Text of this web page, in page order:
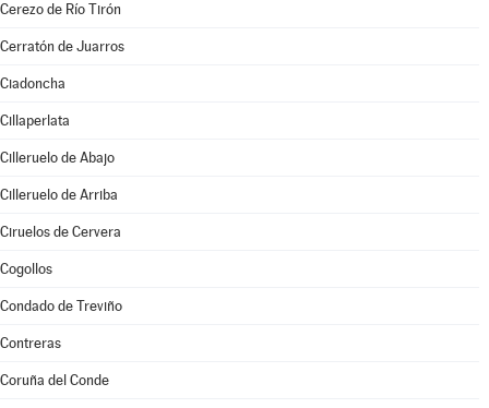
Cerezo de Río Tirón
Cerratón de Juarros
Ciadoncha
Cillaperlata
Cilleruelo de Abajo
Cilleruelo de Arriba
Ciruelos de Cervera
Cogollos
Condado de Treviño
Contreras
Coruña del Conde